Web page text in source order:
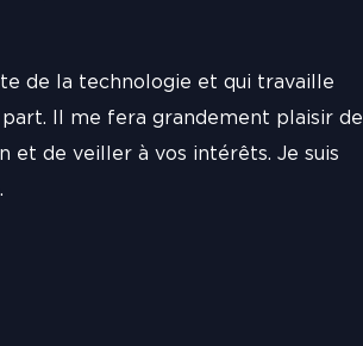
de la technologie et qui travaille
Il me fera grandement plaisir de
et de veiller à vos intérêts. Je suis